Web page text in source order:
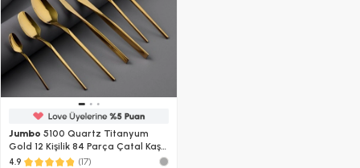
Jumbo 5100 Quartz Titanyum
Gold 12 Kişilik 84 Parça Çatal Kaşık
Bıçak Takımı
4.9 (17)